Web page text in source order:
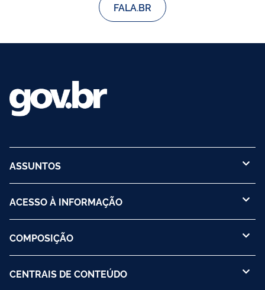
FALA.BR
ASSUNTOS
ACESSO À INFORMAÇÃO
COMPOSIÇÃO
CENTRAIS DE CONTEÚDO